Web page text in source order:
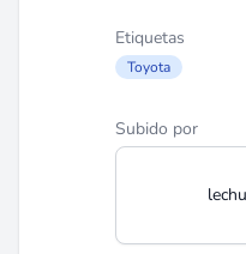
Etiquetas
Toyota
Subido por